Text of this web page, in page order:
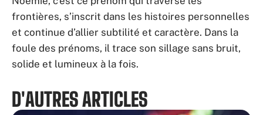
frontières, s’inscrit dans les histoires personnelles
et continue d’allier subtilité et caractère. Dans la
foule des prénoms, il trace son sillage sans bruit,
solide et lumineux à la fois.
D'AUTRES ARTICLES